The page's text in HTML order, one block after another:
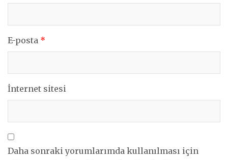
E-posta *
İnternet sitesi
Daha sonraki yorumlarımda kullanılması için